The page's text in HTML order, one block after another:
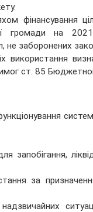
фінансування
громади на
не заборонених
використання
ст. 85
за